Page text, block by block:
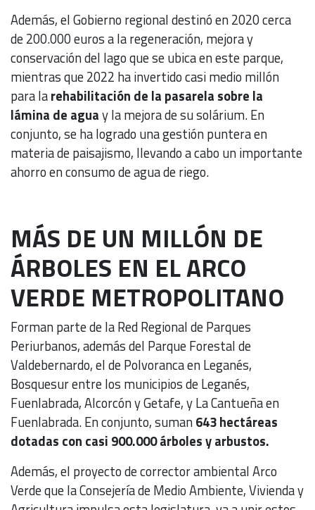
Además, el Gobierno regional destinó en 2020 cerca
de 200.000 euros a la regeneración, mejora y
conservación del lago que se ubica en este parque,
mientras que 2022 ha invertido casi medio millón
para larehabilitación de la pasarela sobre la
lámina de aguay la mejora de su solárium. En
conjunto, se ha logrado una gestión puntera en
materia de paisajismo, llevando a cabo un importante
ahorro en consumo de agua de riego.
MÁS DE UN MILLÓN DE
ÁRBOLES EN EL ARCO
VERDE METROPOLITANO
Forman parte de la Red Regional de Parques
Periurbanos, además del Parque Forestal de
Valdebernardo, el de Polvoranca en Leganés,
Bosquesur entre los municipios de Leganés,
Fuenlabrada, Alcorcón y Getafe, y La Cantueña en
Fuenlabrada. En conjunto, suman643 hectáreas
dotadas con casi 900.000 árboles y arbustos.
Además, el proyecto de corrector ambiental Arco
Verde que la Consejería de Medio Ambiente, Vivienda y